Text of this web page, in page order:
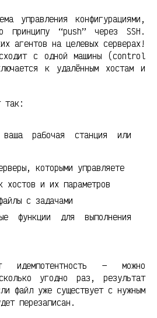
управления конфигурациями,
принципу “push” через SSH.
агентов на целевых серверах!
с одной машины (control
к удалённым хостам и
так:
рабочая станция или
которыми управляете
и их параметров
с задачами
функции для выполнения
идемпотентность — можно
угодно раз, результат
файл уже существует с нужным
перезаписан.